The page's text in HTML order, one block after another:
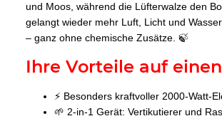
und Moos, während die Lüfterwalze den
gelangt wieder mehr Luft, Licht und
– ganz ohne chemische Zusätze. 🍃
Ihre Vorteile auf
⚡ Besonders kraftvoller 2000-Watt-
🌱 2-in-1 Gerät: Vertikutierer und